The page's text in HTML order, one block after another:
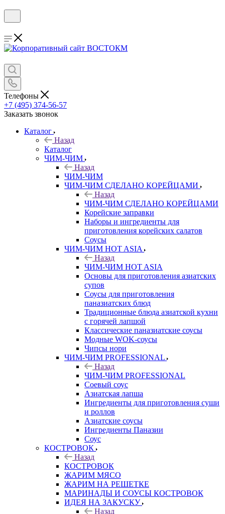
Телефоны
+7 (495) 374-56-57
Заказать звонок
Каталог
Назад
Каталог
ЧИМ-ЧИМ
Назад
ЧИМ-ЧИМ
ЧИМ-ЧИМ СДЕЛАНО КОРЕЙЦАМИ
Назад
ЧИМ-ЧИМ СДЕЛАНО КОРЕЙЦАМИ
Корейские заправки
Наборы и ингредиенты для
приготовления корейских салатов
Соусы
ЧИМ-ЧИМ HOT ASIA
Назад
ЧИМ-ЧИМ HOT ASIA
Основы для приготовления азиатских
супов
Соусы для приготовления
паназиатских блюд
Традиционные блюда азиатской кухни
с горячей лапшой
Классические паназиатские соусы
Модные WOK-соусы
Чипсы нори
ЧИМ-ЧИМ PROFESSIONAL
Назад
ЧИМ-ЧИМ PROFESSIONAL
Соевый соус
Азиатская лапша
Ингредиенты для приготовления суши
и роллов
Азиатские соусы
Ингредиенты Паназии
Соус
КОСТРОВОК
Назад
КОСТРОВОК
ЖАРИМ МЯСО
ЖАРИМ НА РЕШЕТКЕ
МАРИНАДЫ И СОУСЫ КОСТРОВОК
ИДЕЯ НА ЗАКУСКУ
Назад